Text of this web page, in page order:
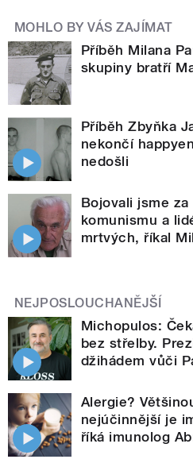
MOHLO BY VÁS ZAJÍMAT
Příběh Milana
skupiny bratří
Příběh Zbyňka
nekončí
nedošli
Bojovali jsme
komunismu a
mrtvých, říkal
NEJPOSLOUCHANĚJŠÍ
Michopulos:
bez střelby.
džihádem vůči
Alergie?
nejúčinnější je
říká imunolog